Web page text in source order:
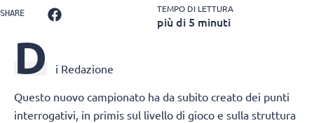
SHARE TEMPO DI LETTURA
più di 5 minuti
D i Redazione
Questo nuovo campionato ha da subito creato dei punti
interrogativi, in primis sul livello di gioco e sulla struttura